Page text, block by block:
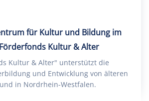
für Kultur und Bildung im
Kultur & Alter
Kultur & Alter" unterstützt die
und Entwicklung von älteren
in Nordrhein-Westfalen.